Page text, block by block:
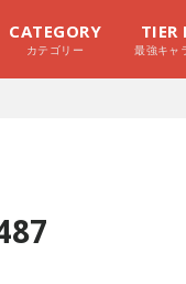
CATEGORY
カテゴリー
TIER
最強キャ